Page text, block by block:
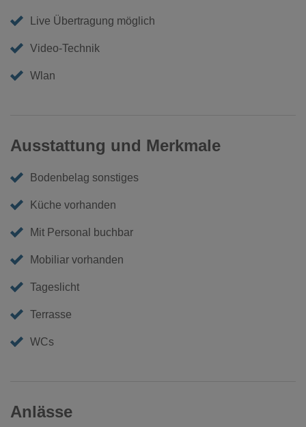
Live Übertragung möglich
Video-Technik
Wlan
Ausstattung und Merkmale
Bodenbelag sonstiges
Küche vorhanden
Mit Personal buchbar
Mobiliar vorhanden
Tageslicht
Terrasse
WCs
Anlässe